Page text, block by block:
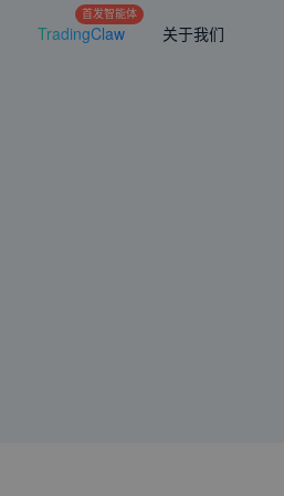
TradingClaw
首发智能体
关于我们